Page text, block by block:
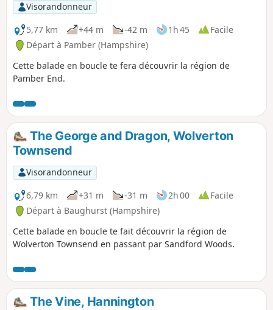
Visorandonneur
5,77 km
+44 m -42 m 1h 45
Facile
Départ à Pamber (Hampshire)
Cette balade en boucle te fera découvrir la région de
Pamber End.
The George and Dragon, Wolverton
Townsend
Visorandonneur
6,79 km
+31 m -31 m 2h 00
Facile
Départ à Baughurst (Hampshire)
Cette balade en boucle te fait découvrir la région de
Wolverton Townsend en passant par Sandford Woods.
The Vine, Hannington